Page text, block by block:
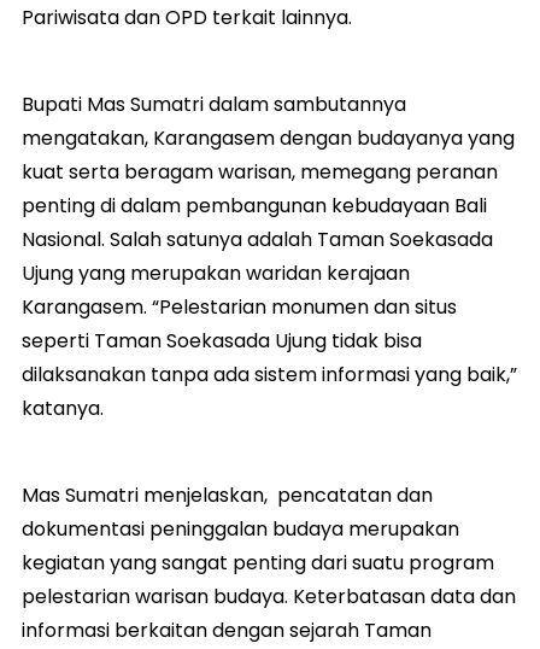
Pariwisata dan OPD terkait lainnya.
Bupati Mas Sumatri dalam sambutannya
mengatakan, Karangasem dengan budayanya yang
kuat serta beragam warisan, memegang peranan
penting di dalam pembangunan kebudayaan Bali
Nasional. Salah satunya adalah Taman Soekasada
Ujung yang merupakan waridan kerajaan
Karangasem. “Pelestarian monumen dan situs
seperti Taman Soekasada Ujung tidak bisa
dilaksanakan tanpa ada sistem informasi yang baik,”
katanya.
Mas Sumatri menjelaskan, pencatatan dan
dokumentasi peninggalan budaya merupakan
kegiatan yang sangat penting dari suatu program
pelestarian warisan budaya. Keterbatasan data dan
informasi berkaitan dengan sejarah Taman